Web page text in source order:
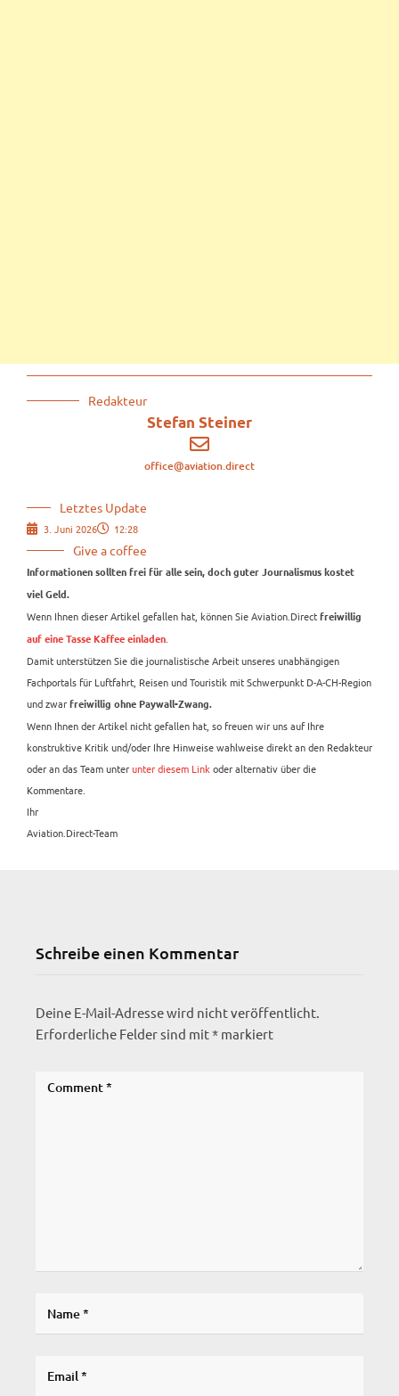
Redakteur
Stefan Steiner
office@aviation.direct
Letztes Update
3. Juni 2026 12:28
Give a coffee
Informationen sollten frei für alle sein, doch guter Journalismus kostet
viel Geld.
Wenn Ihnen dieser Artikel gefallen hat, können Sie Aviation.Direct freiwillig
auf eine Tasse Kaffee einladen.
Damit unterstützen Sie die journalistische Arbeit unseres unabhängigen
Fachportals für Luftfahrt, Reisen und Touristik mit Schwerpunkt D-A-CH-Region
und zwar freiwillig ohne Paywall-Zwang.
Wenn Ihnen der Artikel nicht gefallen hat, so freuen wir uns auf Ihre
konstruktive Kritik und/oder Ihre Hinweise wahlweise direkt an den Redakteur
oder an das Team unterunter diesem Linkoder alternativ über die
Kommentare.
Ihr
Aviation.Direct-Team
Schreibe einen Kommentar
Deine E-Mail-Adresse wird nicht veröffentlicht.
Erforderliche Felder sind mit* markiert